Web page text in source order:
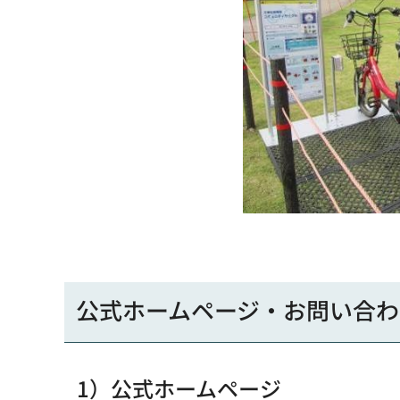
公式ホームページ・お問い合
1）公式ホームページ